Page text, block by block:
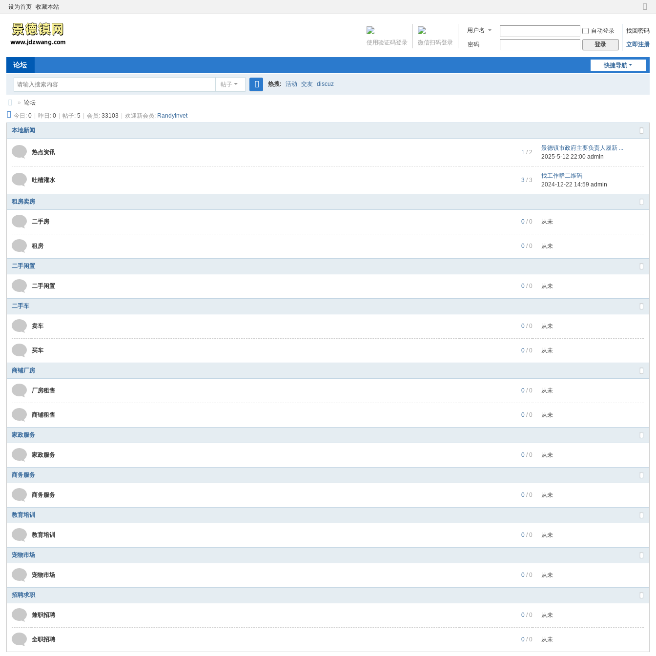
设为首页 收藏本站
切
到
窄
用户名 自动登录
找回密码
密码
登录 立即注册
微信扫码登录
使用验证码登录
快捷导航
论坛
帖子 热搜: 活动 交友 discuz
景
德
镇
息
_
景
镇
网
» 论坛
今日:0 昨日:0 帖子:5 会员:33103 欢迎新会员: RandyInvet
本地新闻
热点资讯 1 / 2
景德镇市政府主要负责人履新 ...
2025-5-12 22:00admin
吐槽灌水 3 / 3
找工作群二维码
2024-12-22 14:59admin
租房卖房
二手房 0 / 0 从未
租房 0 / 0 从未
二手闲置
二手闲置 0 / 0 从未
二手车
卖车 0 / 0 从未
买车 0 / 0 从未
商铺厂房
厂房租售 0 / 0 从未
商铺租售 0 / 0 从未
家政服务
家政服务 0 / 0 从未
商务服务
商务服务 0 / 0 从未
教育培训
教育培训 0 / 0 从未
宠物市场
宠物市场 0 / 0 从未
招聘求职
兼职招聘 0 / 0 从未
全职招聘 0 / 0 从未